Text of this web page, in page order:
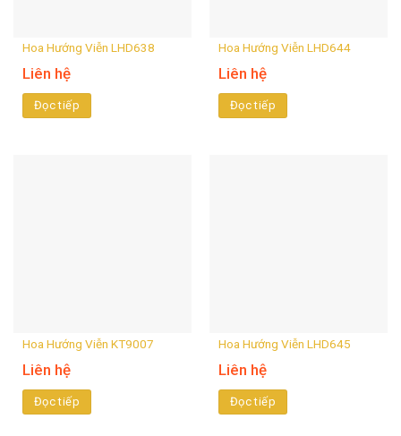
Hoa Hướng Viễn LHD638
Liên hệ
Đọc tiếp
Hoa Hướng Viễn LHD644
Liên hệ
Đọc tiếp
Hoa Hướng Viễn KT9007
Liên hệ
Đọc tiếp
Hoa Hướng Viễn LHD645
Liên hệ
Đọc tiếp